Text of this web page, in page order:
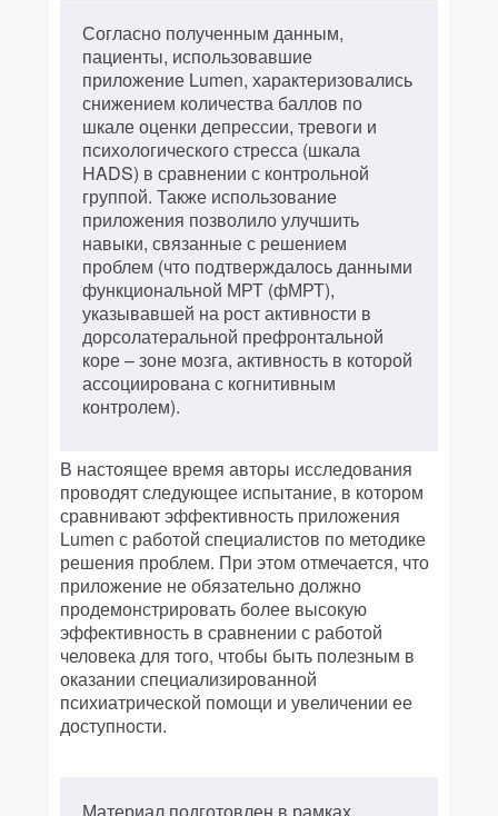
Согласно полученным данным,
пациенты, использовавшие
приложение Lumen, характеризовались
снижением количества баллов по
шкале оценки депрессии, тревоги и
психологического стресса (шкала
HADS) в сравнении с контрольной
группой. Также использование
приложения позволило улучшить
навыки, связанные с решением
проблем (что подтверждалось данными
функциональной МРТ (фМРТ),
указывавшей на рост активности в
дорсолатеральной префронтальной
коре – зоне мозга, активность в которой
ассоциирована с когнитивным
контролем).
В настоящее время авторы исследования
проводят следующее испытание, в котором
сравнивают эффективность приложения
Lumen с работой специалистов по методике
решения проблем. При этом отмечается, что
приложение не обязательно должно
продемонстрировать более высокую
эффективность в сравнении с работой
человека для того, чтобы быть полезным в
оказании специализированной
психиатрической помощи и увеличении ее
доступности.